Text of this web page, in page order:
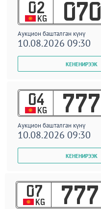
02
KG 070
Аукцион башталган күнү
10.08.2026 09:30
04
KG 777
Аукцион башталган күнү
10.08.2026 09:30
07
KG 777